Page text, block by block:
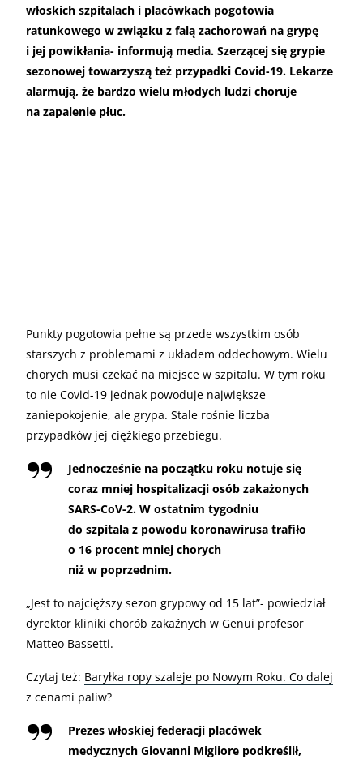
włoskich szpitalach i placówkach pogotowia
ratunkowego w związku z falą zachorowań na grypę
i jej powikłania- informują media. Szerzącej się grypie
sezonowej towarzyszą też przypadki Covid-19. Lekarze
alarmują, że bardzo wielu młodych ludzi choruje
na zapalenie płuc.
Punkty pogotowia pełne są przede wszystkim osób
starszych z problemami z układem oddechowym. Wielu
chorych musi czekać na miejsce w szpitalu. W tym roku
to nie Covid-19 jednak powoduje największe
zaniepokojenie, ale grypa. Stale rośnie liczba
przypadków jej ciężkiego przebiegu.
Jednocześnie na początku roku notuje się
coraz mniej hospitalizacji osób zakażonych
SARS-CoV-2. W ostatnim tygodniu
do szpitala z powodu koronawirusa trafiło
o 16 procent mniej chorych
niż w poprzednim.
„Jest to najcięższy sezon grypowy od 15 lat”- powiedział
dyrektor kliniki chorób zakaźnych w Genui profesor
Matteo Bassetti.
Czytaj też: Baryłka ropy szaleje po Nowym Roku. Co dalej
z cenami paliw?
Prezes włoskiej federacji placówek
medycznych Giovanni Migliore podkreślił,